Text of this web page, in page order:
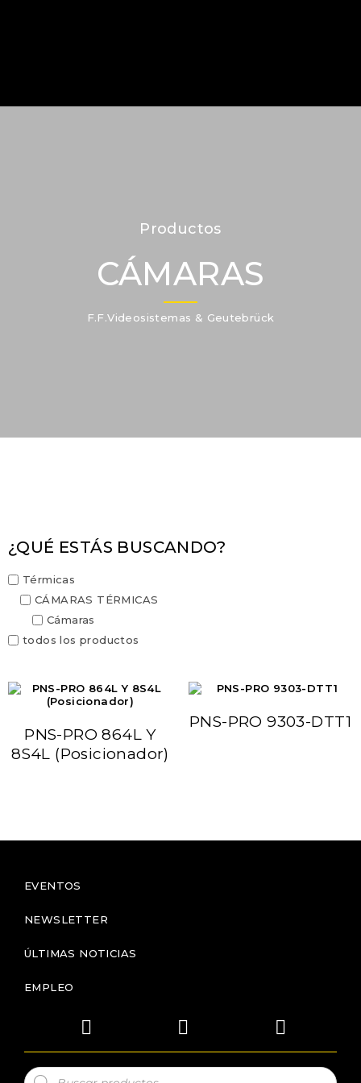
Productos
CÁMARAS
F.F.Videosistemas & Geutebrück
¿QUÉ ESTÁS BUSCANDO?
Térmicas
CÁMARAS TÉRMICAS
Cámaras
todos los productos
PNS-PRO 864L Y
8S4L (Posicionador)
PNS-PRO 9303-DTT1
EVENTOS
NEWSLETTER
ÚLTIMAS NOTICIAS
EMPLEO